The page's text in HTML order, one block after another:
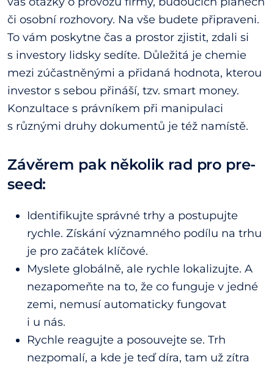
či osobní rozhovory. Na vše budete připraveni.
To vám poskytne čas a prostor zjistit, zdali si
s investory lidsky sedíte. Důležitá je chemie
mezi zúčastněnými a přidaná hodnota, kterou
investor s sebou přináší, tzv. smart money.
Konzultace s právníkem při manipulaci
s různými druhy dokumentů je též namístě.
Závěrem pak několik rad pro pre-
seed:
Identifikujte správné trhy a postupujte
rychle. Získání významného podílu na trhu
je pro začátek klíčové.
Myslete globálně, ale rychle lokalizujte. A
nezapomeňte na to, že co funguje v jedné
zemi, nemusí automaticky fungovat
i u nás.
Rychle reagujte a posouvejte se. Trh
nezpomalí, a kde je teď díra, tam už zítra